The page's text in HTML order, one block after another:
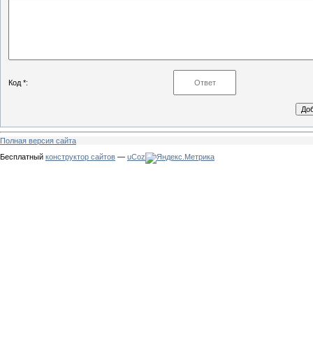
Код *:
Полная версия сайта
Бесплатный конструктор сайтов — uCoz